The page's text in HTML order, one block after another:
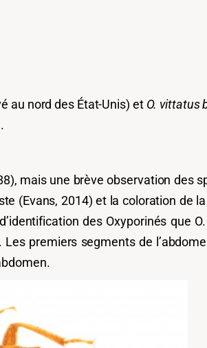
au nord des État-Unis) et O. vittatus
mais une brève observation des
(Evans, 2014) et la coloration de
des Oxyporinés que O.
premiers segments de